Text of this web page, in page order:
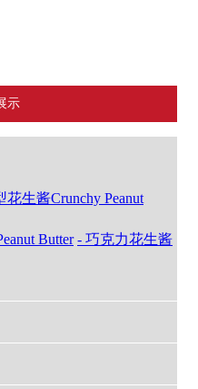
示
花生酱Crunchy Peanut
Butter - 巧克力花生酱